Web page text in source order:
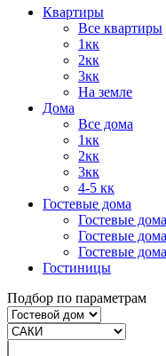
Квартиры
Все квартиры
1кк
2кк
3кк
На земле
Дома
Все дома
1кк
2кк
3кк
4-5 кк
Гостевые дома
Гостевые
Гостевые
Гостевые
Гостиницы
Подбор по параметрам